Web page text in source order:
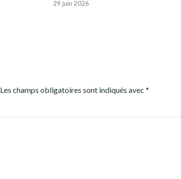
29 juin 2026
Les champs obligatoires sont indiqués avec *